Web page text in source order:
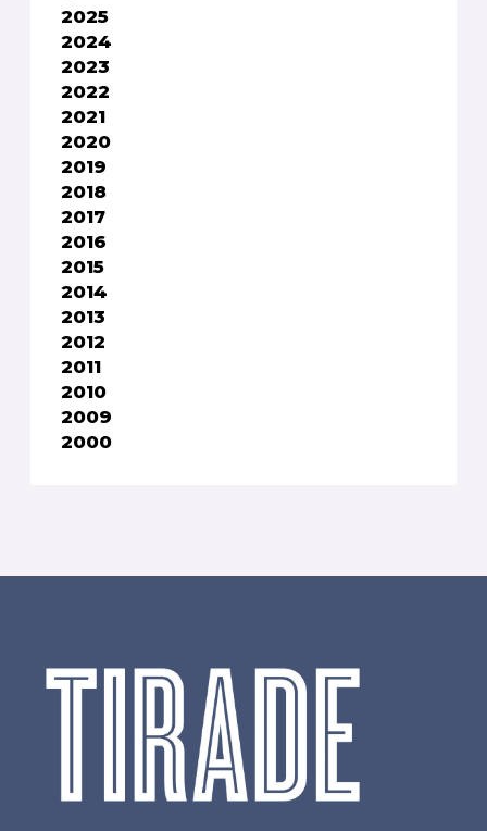
2025
2024
2023
2022
2021
2020
2019
2018
2017
2016
2015
2014
2013
2012
2011
2010
2009
2000